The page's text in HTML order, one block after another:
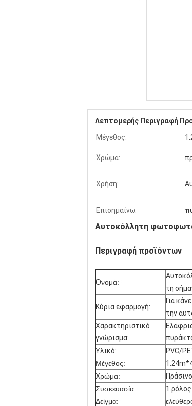
Λεπτομερής Περιγραφή
Μέγεθος:
Χρώμα:
Χρήση:
Επισημαίνω:
Αυτοκόλλητη
Περιγραφή προϊόντων
Όνομα:
τη
Κύρια εφαρμογή:
Για
την
Χαρακτηριστικό
γνώρισμα:
Υλικό:
PVC/
Μέγεθος:
Χρώμα:
Συσκευασία:
1
Δείγμα: